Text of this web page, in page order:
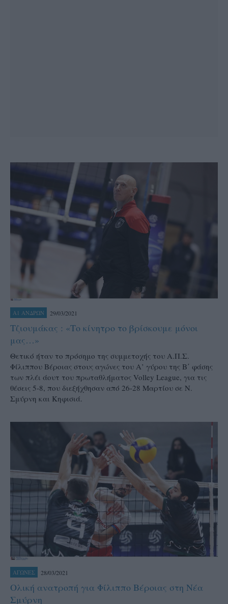
Α1 ΑΝΔΡΩΝ 29/03/2021
Τζιουμάκας : «Το κίνητρο το βρίσκουμε μόνοι
μας…»
Θετικό ήταν το πρόσημο της συμμετοχής του Α.Π.Σ.
Φίλιππου Βέροιας στους αγώνες του Α’ γύρου της Β΄ φάσης
των πλέι άουτ του πρωταθλήματος Volley League, για τις
θέσεις 5-8, που διεξήχθησαν από 26-28 Μαρτίου σε Ν.
Σμύρνη και Κηφισιά.
ΑΓΩΝΕΣ 28/03/2021
Ολική ανατροπή για Φίλιππο Βέροιας στη Νέα
Σμύρνη